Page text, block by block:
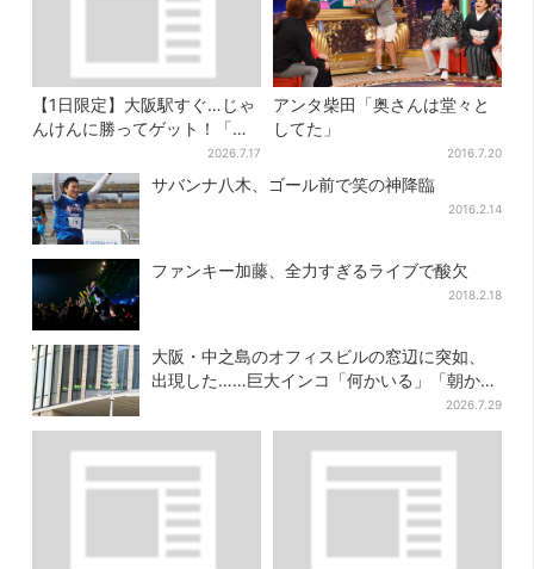
【1日限定】大阪駅すぐ…じゃ
んけんに勝ってゲット！「阪
神タイガースうちわ」と「ス
イカ」の無料配布
2026.7.17
アンタ柴田「奥さんは堂々と
してた」
2016.7.20
サバンナ八木、ゴール前で笑の神降臨
2016.2.14
ファンキー加藤、全力すぎるライブで酸欠
2018.2.18
大阪・中之島のオフィスビルの窓辺に突如、
出現した……巨大インコ「何かいる」「朝から
2026.7.29